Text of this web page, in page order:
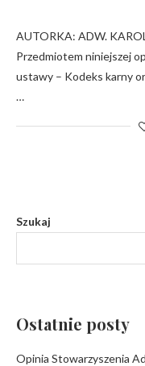
AUTORKA: ADW.
Przedmiotem niniejszej
ustawy – Kodeks karny
…
Szukaj
Ostatnie posty
Opinia Stowarzyszenia